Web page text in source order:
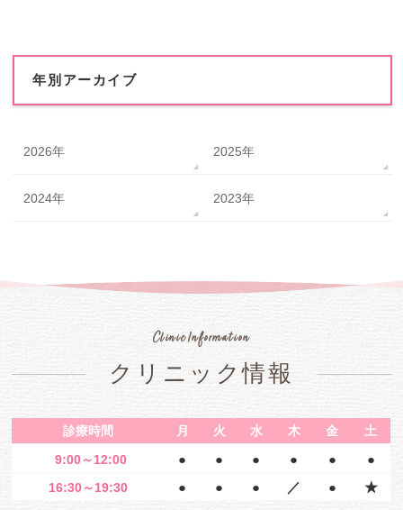
年別アーカイブ
2026年 2025年
2024年 2023年
クリニック情報
診療時間 月 火 水 木 金
土
9:00～12:00
● ● ● ● ● ●
16:30～19:30 ● ● ● ／ ● ★